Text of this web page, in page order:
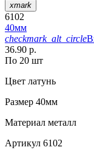
xmark
6102
40мм
checkmark_alt_circle
36.90 р.
По 20 шт
Цвет латунь
Размер 40мм
Материал металл
Артикул 6102